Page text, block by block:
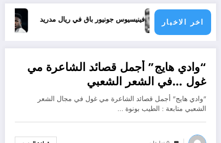
اخر الاخبار
فينيسيوس جونيور باق في ريال مدريد تجديد عقد
يوليو 22, 2024
“وادي هايج” أجمل قصائد الشاعرة مي
غول …في الشعر الشعبي
"وادي هايج" أجمل قصائد الشاعرة مي غول في مجال الشعر
الشعبي متابعة : الطيب بونوة …